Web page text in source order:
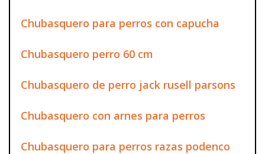
Chubasquero para perros con capucha
Chubasquero perro 60 cm
Chubasquero de perro jack rusell parsons
Chubasquero con arnes para perros
Chubasquero para perros razas podenco